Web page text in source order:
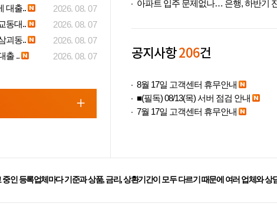
대출..
2026. 08. 07
동대..
2026. 08. 07
괴동..
2026. 08. 07
출 ..
2026. 08. 07 공지사항206건
8월 17일 고객센터 휴무안내
■(필독) 08/13(목) 서버 점검 안내
7월 17일 고객센터 휴무안내
인 등록업체마다 기준과 상품, 금리, 상환기간이 모두 다르기 때문에 여러 업체와 상